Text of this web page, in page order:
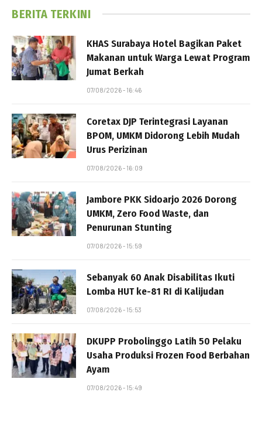
BERITA TERKINI
KHAS Surabaya Hotel Bagikan Paket
Makanan untuk Warga Lewat Program
Jumat Berkah
07/08/2026 - 16:46
Coretax DJP Terintegrasi Layanan
BPOM, UMKM Didorong Lebih Mudah
Urus Perizinan
07/08/2026 - 16:09
Jambore PKK Sidoarjo 2026 Dorong
UMKM, Zero Food Waste, dan
Penurunan Stunting
07/08/2026 - 15:59
Sebanyak 60 Anak Disabilitas Ikuti
Lomba HUT ke-81 RI di Kalijudan
07/08/2026 - 15:53
DKUPP Probolinggo Latih 50 Pelaku
Usaha Produksi Frozen Food Berbahan
Ayam
07/08/2026 - 15:49